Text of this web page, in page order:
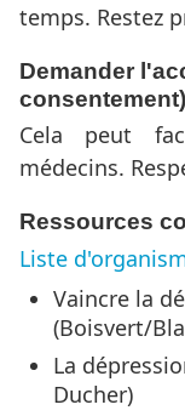
temps. Restez
Demander
consentement)
Cela peut
médecins.
Ressources
Liste
Vaincre la
(Boisvert/
La
Ducher)